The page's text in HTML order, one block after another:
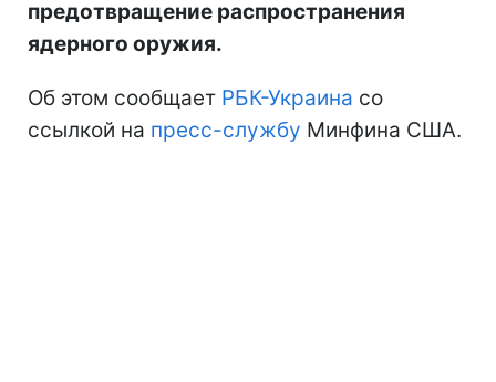
предотвращение распространения
ядерного оружия.
Об этом сообщает РБК-Украина со
ссылкой на пресс-службу Минфина США.